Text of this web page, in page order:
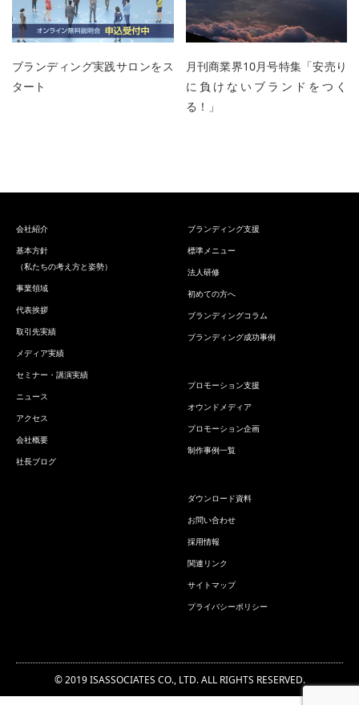
ブランディング実践サロンをス
タート
月刊商業界10月号特集「安売り
に負けないブランドをつく
る！」
会社紹介
基本方針
（私たちの考え方と姿勢）
事業領域
代表挨拶
取引先実績
メディア実績
セミナー・講演実績
ニュース
アクセス
会社概要
社長ブログ
ブランディング支援
標準メニュー
法人研修
初めての方へ
ブランディングコラム
ブランディング成功事例
プロモーション支援
オウンドメディア
プロモーション企画
制作事例一覧
ダウンロード資料
お問い合わせ
採用情報
関連リンク
サイトマップ
プライバシーポリシー
© 2019 ISASSOCIATES CO., LTD. ALL RIGHTS RESERVED.